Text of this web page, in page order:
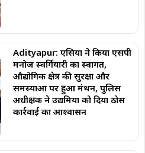
Adityapur: एसिया ने किया एसपी
मनोज स्वर्गियारी का स्वागत,
औद्योगिक क्षेत्र की सुरक्षा और
समस्याओं पर हुआ मंथन, पुलिस
अधीक्षक ने उद्यमियों को दिया ठोस
कार्रवाई का आश्वासन